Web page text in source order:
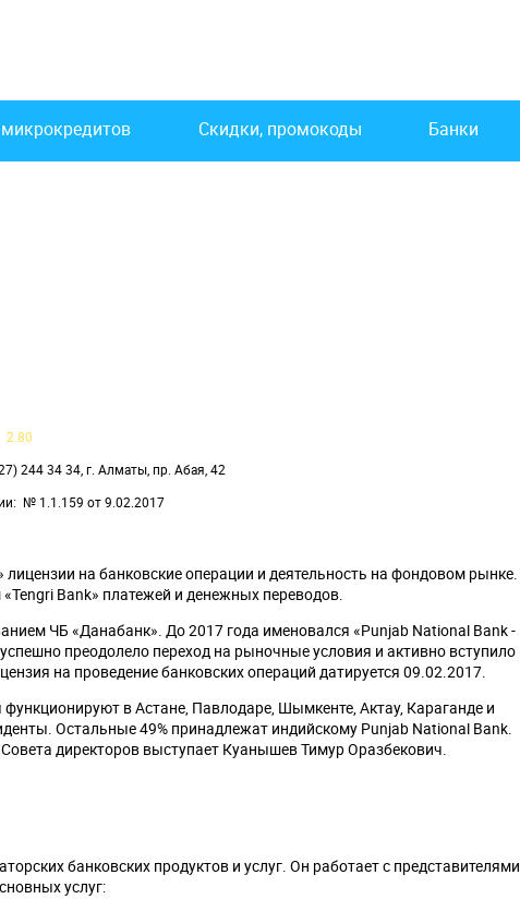
Скидки, промокоды Банки
2.80
244 34 34, г. Алматы, пр. Абая, 42
№ 1.1.159 от 9.02.2017
на банковские операции и деятельность на фондовом рынке.
Bank» платежей и денежных переводов.
ЧБ «Данабанк». До 2017 года именовался «Punjab National Bank -
преодолело переход на рыночные условия и активно вступило
на проведение банковских операций датируется 09.02.2017.
в Астане, Павлодаре, Шымкенте, Актау, Караганде и
Остальные 49% принадлежат индийскому Punjab National Bank.
директоров выступает Куанышев Тимур Оразбекович.
банковских продуктов и услуг. Он работает с представителями
услуг: